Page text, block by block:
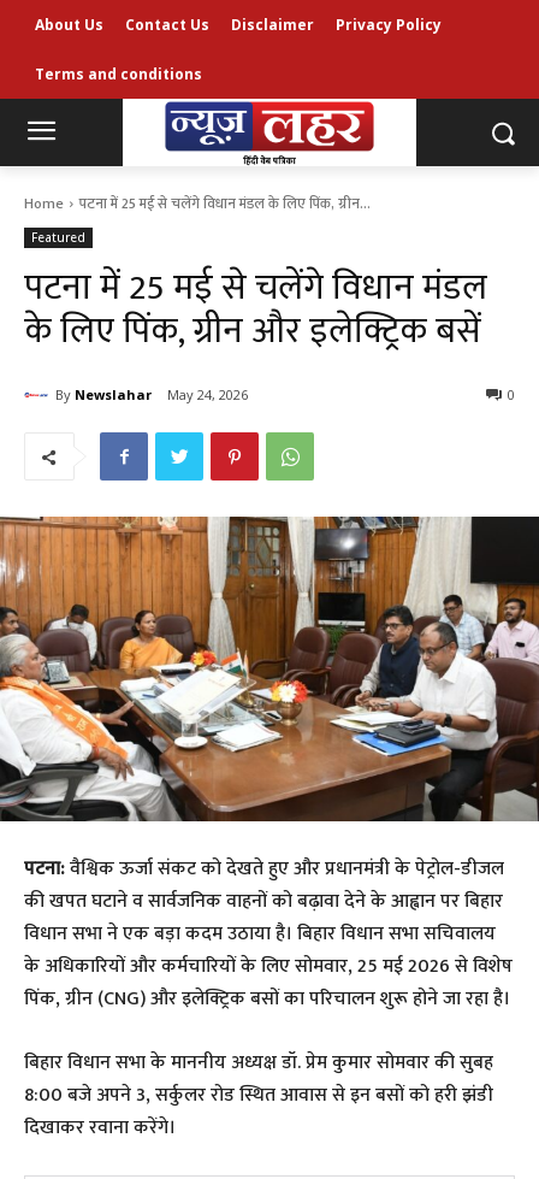
About Us Contact Us Disclaimer Privacy Policy
Terms and conditions
Home पटना में 25 मई से चलेंगे विधान मंडल के लिए पिंक, ग्रीन...
Featured
पटना में 25 मई से चलेंगे विधान मंडल
के लिए पिंक, ग्रीन और इलेक्ट्रिक बसें
By Newslahar May 24, 2026 0
पटना:वैश्विक ऊर्जा संकट को देखते हुए और प्रधानमंत्री के पेट्रोल-डीजल
की खपत घटाने व सार्वजनिक वाहनों को बढ़ावा देने के आह्वान पर बिहार
विधान सभा ने एक बड़ा कदम उठाया है। बिहार विधान सभा सचिवालय
के अधिकारियों और कर्मचारियों के लिए सोमवार, 25 मई 2026 से विशेष
पिंक, ग्रीन (CNG) और इलेक्ट्रिक बसों का परिचालन शुरू होने जा रहा है।
​बिहार विधान सभा के माननीय अध्यक्ष डॉ. प्रेम कुमार सोमवार की सुबह
8:00 बजे अपने 3, सर्कुलर रोड स्थित आवास से इन बसों को हरी झंडी
दिखाकर रवाना करेंगे।